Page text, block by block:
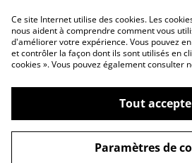
Politique de
confidentialité
©2026Macerti
Ce site Internet utilise des cookies. Les
nous aident à comprendre comment vous
d'améliorer votre expérience. Vous pouvez
et contrôler la façon dont ils sont utilisés en
cookies ». Vous pouvez également consulter
Tout
Paramètres de